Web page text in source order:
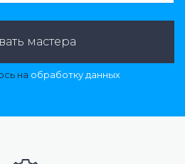
мастера
на обработку данных